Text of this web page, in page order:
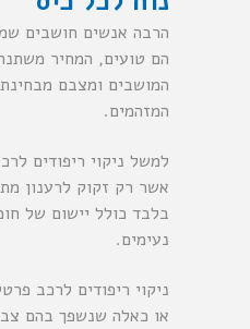
הרבה אנשים חושבים
הם טועים, המחיר
המושבים ומצבם
המזהמים.
למשל ניקוי ריפודים
בלבד כולל יישום של
נעימים.
ניקוי ריפודים לרכב
או כאלה שנשפך בהם